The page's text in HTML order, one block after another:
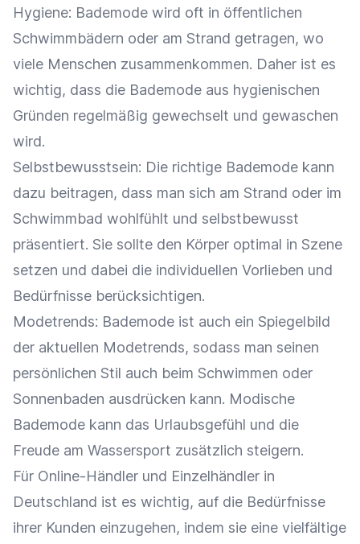
Hygiene: Bademode wird oft in öffentlichen
Schwimmbädern oder am Strand getragen, wo
viele Menschen zusammenkommen. Daher ist es
wichtig, dass die Bademode aus hygienischen
Gründen regelmäßig gewechselt und gewaschen
wird.
Selbstbewusstsein: Die richtige Bademode kann
dazu beitragen, dass man sich am Strand oder im
Schwimmbad wohlfühlt und selbstbewusst
präsentiert. Sie sollte den Körper optimal in Szene
setzen und dabei die individuellen Vorlieben und
Bedürfnisse berücksichtigen.
Modetrends: Bademode ist auch ein Spiegelbild
der aktuellen Modetrends, sodass man seinen
persönlichen Stil auch beim Schwimmen oder
Sonnenbaden ausdrücken kann. Modische
Bademode kann das Urlaubsgefühl und die
Freude am Wassersport zusätzlich steigern.
Für Online-Händler und Einzelhändler in
Deutschland ist es wichtig, auf die Bedürfnisse
ihrer Kunden einzugehen, indem sie eine vielfältige